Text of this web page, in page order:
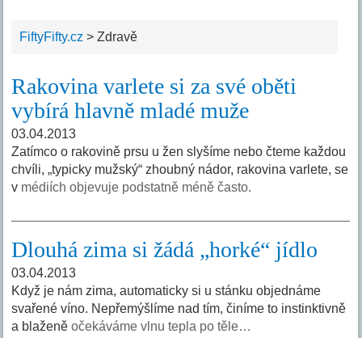
FiftyFifty.cz >Zdravě
Rakovina varlete si za své oběti
vybírá hlavně mladé muže
03.04.2013
Zatímco o rakovině prsu u žen slyšíme nebo čteme každou
chvíli, „typicky mužský“ zhoubný nádor, rakovina varlete, se
v médiích objevuje podstatně méně často.
Dlouhá zima si žádá „horké“ jídlo
03.04.2013
Když je nám zima, automaticky si u stánku objednáme
svařené víno. Nepřemýšlíme nad tím, činíme to instinktivně
a blaženěočekáváme vlnu tepla po těle…